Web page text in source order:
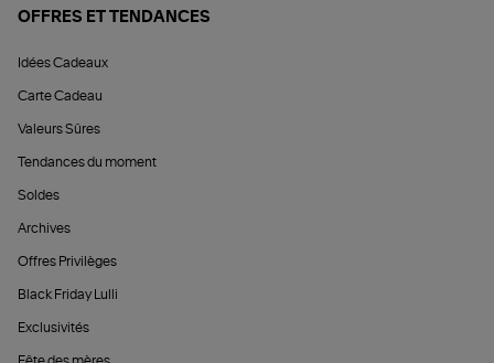
OFFRES ET TENDANCES
Idées Cadeaux
Carte Cadeau
Valeurs Sûres
Tendances du moment
Soldes
Archives
Offres Privilèges
Black Friday Lulli
Exclusivités